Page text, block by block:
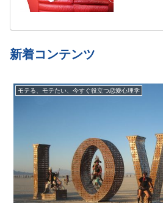
私も以前は、
た。食べたら
や、、と言い
etc…
新着コンテンツ
モテる、モテたい、今すぐ役立つ恋愛心理学